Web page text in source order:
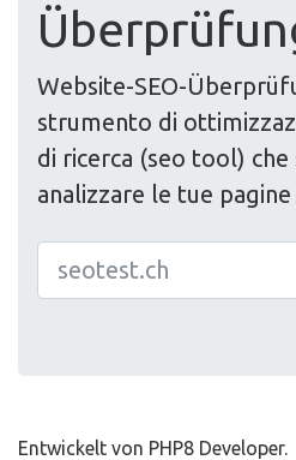
Website-SEO-
strumento di
di ricerca (seo tool)
analizzare le tue
Entwickelt von PHP8 Developer.